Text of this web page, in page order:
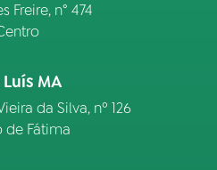
Freire, n° 474
Luís MA
da Silva, nº 126
de Fátima